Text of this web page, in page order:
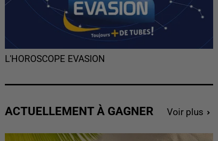
L'HOROSCOPE EVASION
ACTUELLEMENT À GAGNER Voir plus